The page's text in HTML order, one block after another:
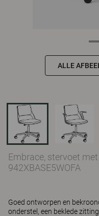
ALLE
Embrace, stervoet
942XBASE5WOFA
Goed ontworpen en
onderstel, een beklede